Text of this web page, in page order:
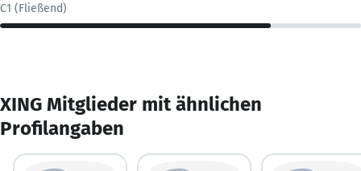
C1 (Fließend)
XING Mitglieder mit ähnlichen
Profilangaben